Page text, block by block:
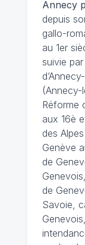
Annecy
depuis
gallo-
au 1er
suivie
Réforme
aux 16è
des
Genève
de
de
Savoie,